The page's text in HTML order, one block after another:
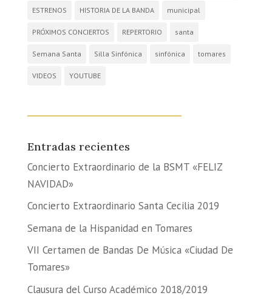
ESTRENOS HISTORIA DE LA BANDA municipal
PRÓXIMOS CONCIERTOS REPERTORIO santa
Semana Santa Silla Sinfónica sinfónica tomares
VIDEOS YOUTUBE
Entradas recientes
Concierto Extraordinario de la BSMT «FELIZ
NAVIDAD»
Concierto Extraordinario Santa Cecilia 2019
Semana de la Hispanidad en Tomares
VII Certamen de Bandas De Música «Ciudad De
Tomares»
Clausura del Curso Académico 2018/2019